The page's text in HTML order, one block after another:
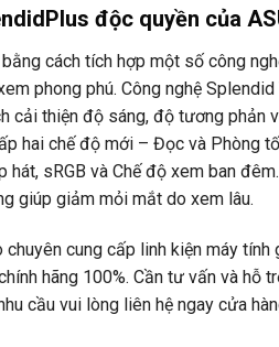
độc quyền của
cách tích hợp một số công
phong phú. Công nghệ
cải thiện độ sáng, độ tương phản
hai chế độ mới – Đọc và Phòng
hát, sRGB và Chế độ xem ban
giúp giảm mỏi mắt do xem lâu.
cung cấp linh kiện máy tính
hãng 100%. Cần tư vấn và hỗ
cầu vui lòng liên hệ ngay cửa